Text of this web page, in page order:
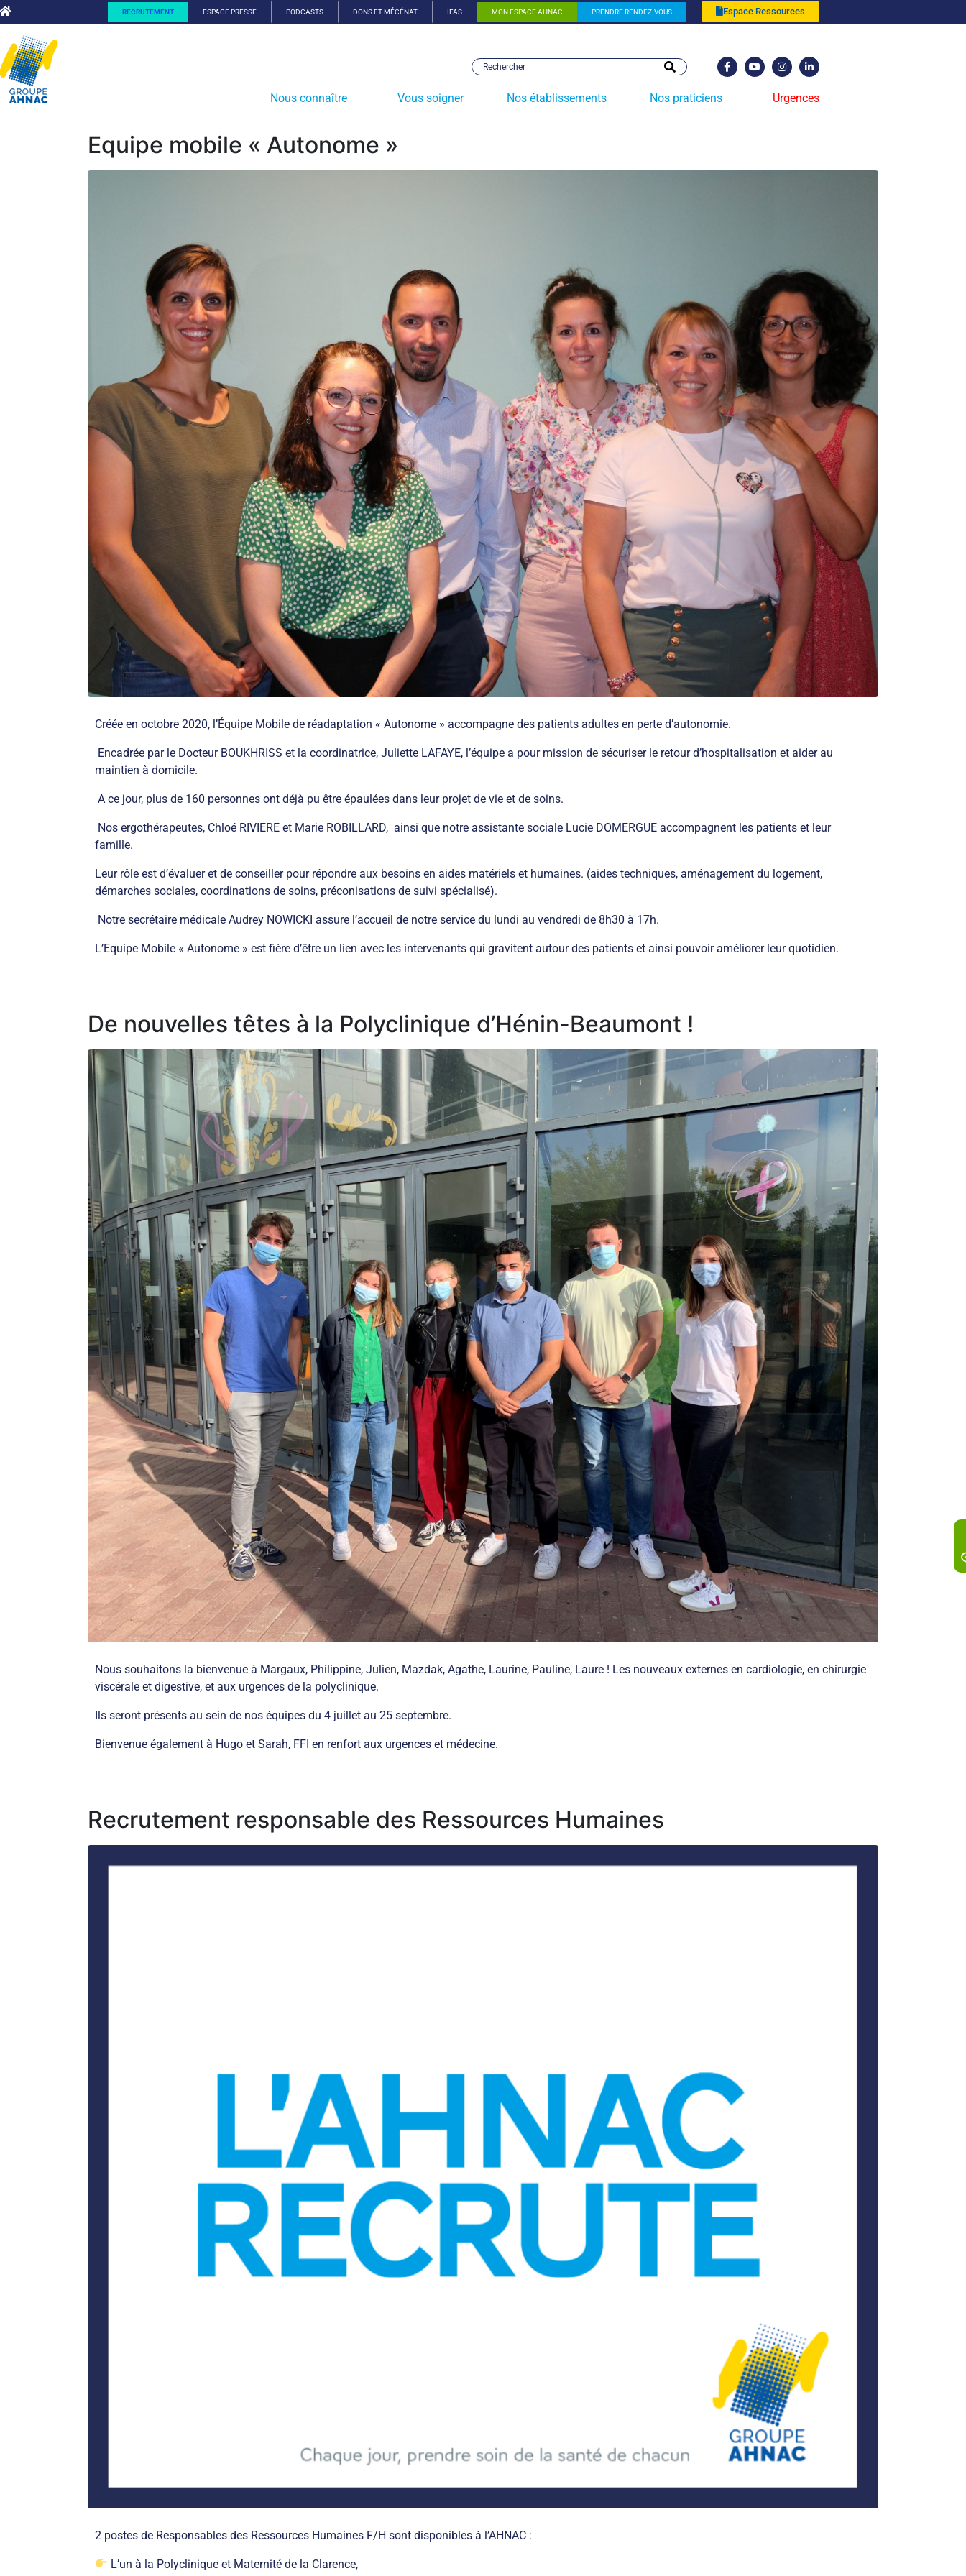
RECRUTEMENT ESPACE PRESSE PODCASTS DONS ET MÉCÉNAT IFAS MON ESPACE AHNAC PRENDRE RENDEZ-VOUS Espace Ressources
Nous connaître Vous soigner Nos établissements Nos praticiens Urgences
Equipe mobile « Autonome »
Créée en octobre 2020, l’Équipe Mobile de réadaptation « Autonome » accompagne des patients adultes en perte d’autonomie.
Encadrée par le Docteur BOUKHRISS et la coordinatrice, Juliette LAFAYE, l’équipe a pour mission de sécuriser le retour d’hospitalisation et aider au
maintien à domicile.
A ce jour, plus de 160 personnes ont déjà pu être épaulées dans leur projet de vie et de soins.
Nos ergothérapeutes, Chloé RIVIERE et Marie ROBILLARD, ainsi que notre assistante sociale Lucie DOMERGUE accompagnent les patients et leur
famille.
Leur rôle est d’évaluer et de conseiller pour répondre aux besoins en aides matériels et humaines. (aides techniques, aménagement du logement,
démarches sociales, coordinations de soins, préconisations de suivi spécialisé).
Notre secrétaire médicale Audrey NOWICKI assure l’accueil de notre service du lundi au vendredi de 8h30 à 17h.
L’Equipe Mobile « Autonome » est fière d’être un lien avec les intervenants qui gravitent autour des patients et ainsi pouvoir améliorer leur quotidien.
De nouvelles têtes à la Polyclinique d’Hénin-Beaumont !
Nous souhaitons la bienvenue à Margaux, Philippine, Julien, Mazdak, Agathe, Laurine, Pauline, Laure ! Les nouveaux externes en cardiologie, en chirurgie
viscérale et digestive, et aux urgences de la polyclinique.
Ils seront présents au sein de nos équipes du 4 juillet au 25 septembre.
Bienvenue également à Hugo et Sarah, FFI en renfort aux urgences et médecine.
Recrutement responsable des Ressources Humaines
2 postes de Responsables des Ressources Humaines F/H sont disponibles à l’AHNAC :
L’un à la Polyclinique et Maternité de la Clarence,